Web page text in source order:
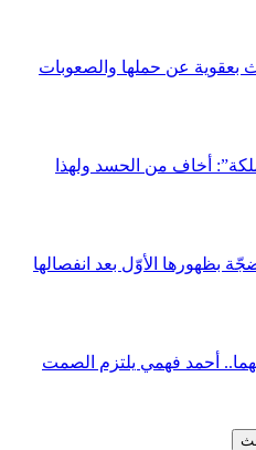
بعقوية عن حملها والصعوبات
أخاف من الحسد ولهذا
بظهورها الأوّل بعد انفصالها
أحمد فهمي يلتزم الصمت